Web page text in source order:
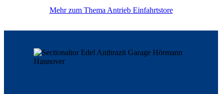
Mehr zum Thema Antrieb Einfahrtstore